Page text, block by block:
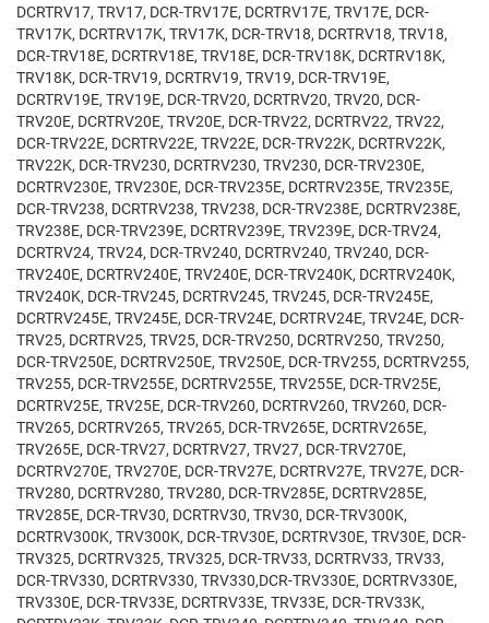
DCRTRV17, TRV17, DCR-TRV17E, DCRTRV17E, TRV17E, DCR-
TRV17K, DCRTRV17K, TRV17K, DCR-TRV18, DCRTRV18, TRV18,
DCR-TRV18E, DCRTRV18E, TRV18E, DCR-TRV18K, DCRTRV18K,
TRV18K, DCR-TRV19, DCRTRV19, TRV19, DCR-TRV19E,
DCRTRV19E, TRV19E, DCR-TRV20, DCRTRV20, TRV20, DCR-
TRV20E, DCRTRV20E, TRV20E, DCR-TRV22, DCRTRV22, TRV22,
DCR-TRV22E, DCRTRV22E, TRV22E, DCR-TRV22K, DCRTRV22K,
TRV22K, DCR-TRV230, DCRTRV230, TRV230, DCR-TRV230E,
DCRTRV230E, TRV230E, DCR-TRV235E, DCRTRV235E, TRV235E,
DCR-TRV238, DCRTRV238, TRV238, DCR-TRV238E, DCRTRV238E,
TRV238E, DCR-TRV239E, DCRTRV239E, TRV239E, DCR-TRV24,
DCRTRV24, TRV24, DCR-TRV240, DCRTRV240, TRV240, DCR-
TRV240E, DCRTRV240E, TRV240E, DCR-TRV240K, DCRTRV240K,
TRV240K, DCR-TRV245, DCRTRV245, TRV245, DCR-TRV245E,
DCRTRV245E, TRV245E, DCR-TRV24E, DCRTRV24E, TRV24E, DCR-
TRV25, DCRTRV25, TRV25, DCR-TRV250, DCRTRV250, TRV250,
DCR-TRV250E, DCRTRV250E, TRV250E, DCR-TRV255, DCRTRV255,
TRV255, DCR-TRV255E, DCRTRV255E, TRV255E, DCR-TRV25E,
DCRTRV25E, TRV25E, DCR-TRV260, DCRTRV260, TRV260, DCR-
TRV265, DCRTRV265, TRV265, DCR-TRV265E, DCRTRV265E,
TRV265E, DCR-TRV27, DCRTRV27, TRV27, DCR-TRV270E,
DCRTRV270E, TRV270E, DCR-TRV27E, DCRTRV27E, TRV27E, DCR-
TRV280, DCRTRV280, TRV280, DCR-TRV285E, DCRTRV285E,
TRV285E, DCR-TRV30, DCRTRV30, TRV30, DCR-TRV300K,
DCRTRV300K, TRV300K, DCR-TRV30E, DCRTRV30E, TRV30E, DCR-
TRV325, DCRTRV325, TRV325, DCR-TRV33, DCRTRV33, TRV33,
DCR-TRV330, DCRTRV330, TRV330,DCR-TRV330E, DCRTRV330E,
TRV330E, DCR-TRV33E, DCRTRV33E, TRV33E, DCR-TRV33K,